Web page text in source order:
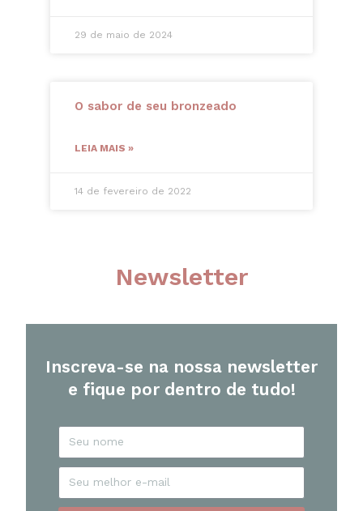
29 de maio de 2024
O sabor de seu bronzeado
LEIA MAIS »
14 de fevereiro de 2022
Newsletter
Inscreva-se na nossa newsletter
e fique por dentro de tudo!